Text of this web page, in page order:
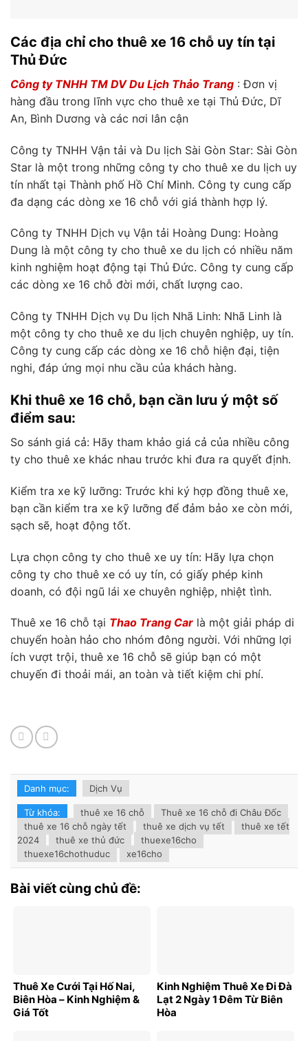
Các địa chỉ cho thuê xe 16 chỗ uy tín tại
Thủ Đức
Công ty TNHH TM DV Du Lịch Thảo Trang : Đơn vị
hàng đầu trong lĩnh vực cho thuê xe tại Thủ Đức, Dĩ
An, Bình Dương và các nơi lân cận
Công ty TNHH Vận tải và Du lịch Sài Gòn Star: Sài Gòn
Star là một trong những công ty cho thuê xe du lịch uy
tín nhất tại Thành phố Hồ Chí Minh. Công ty cung cấp
đa dạng các dòng xe 16 chỗ với giá thành hợp lý.
Công ty TNHH Dịch vụ Vận tải Hoàng Dung: Hoàng
Dung là một công ty cho thuê xe du lịch có nhiều năm
kinh nghiệm hoạt động tại Thủ Đức. Công ty cung cấp
các dòng xe 16 chỗ đời mới, chất lượng cao.
Công ty TNHH Dịch vụ Du lịch Nhã Linh: Nhã Linh là
một công ty cho thuê xe du lịch chuyên nghiệp, uy tín.
Công ty cung cấp các dòng xe 16 chỗ hiện đại, tiện
nghi, đáp ứng mọi nhu cầu của khách hàng.
Khi thuê xe 16 chỗ, bạn cần lưu ý một số
điểm sau:
So sánh giá cả: Hãy tham khảo giá cả của nhiều công
ty cho thuê xe khác nhau trước khi đưa ra quyết định.
Kiểm tra xe kỹ lưỡng: Trước khi ký hợp đồng thuê xe,
bạn cần kiểm tra xe kỹ lưỡng để đảm bảo xe còn mới,
sạch sẽ, hoạt động tốt.
Lựa chọn công ty cho thuê xe uy tín: Hãy lựa chọn
công ty cho thuê xe có uy tín, có giấy phép kinh
doanh, có đội ngũ lái xe chuyên nghiệp, nhiệt tình.
Thuê xe 16 chỗ tại Thao Trang Car là một giải pháp di
chuyển hoàn hảo cho nhóm đông người. Với những lợi
ích vượt trội, thuê xe 16 chỗ sẽ giúp bạn có một
chuyến đi thoải mái, an toàn và tiết kiệm chi phí.
Danh mục: Dịch Vụ
Từ khóa: thuê xe 16 chỗ
Thuê xe 16 chỗ đi Châu Đốc
thuê xe 16 chỗ ngày tết
thuê xe dịch vụ tết
thuê xe tết
2024
thuê xe thủ đức
thuexe16cho
thuexe16chothuduc
xe16cho
Bài viết cùng chủ đề:
Thuê Xe Cưới Tại Hố Nai,
Biên Hòa – Kinh Nghiệm &
Giá Tốt
Kinh Nghiệm Thuê Xe Đi Đà
Lạt 2 Ngày 1 Đêm Từ Biên
Hòa